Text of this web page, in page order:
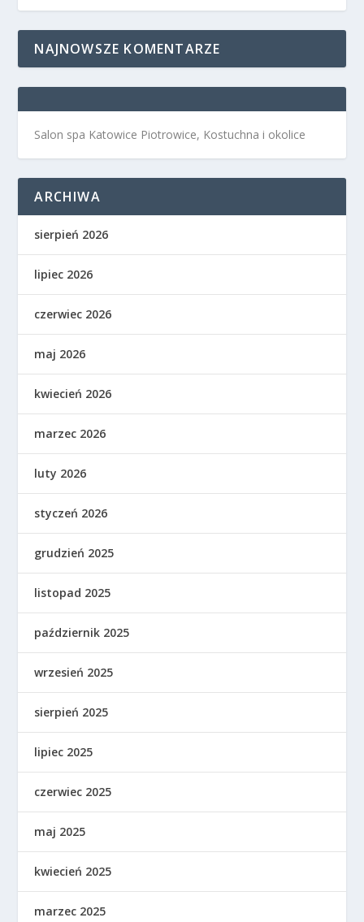
NAJNOWSZE KOMENTARZE
Salon spa Katowice Piotrowice, Kostuchna i okolice
ARCHIWA
sierpień 2026
lipiec 2026
czerwiec 2026
maj 2026
kwiecień 2026
marzec 2026
luty 2026
styczeń 2026
grudzień 2025
listopad 2025
październik 2025
wrzesień 2025
sierpień 2025
lipiec 2025
czerwiec 2025
maj 2025
kwiecień 2025
marzec 2025